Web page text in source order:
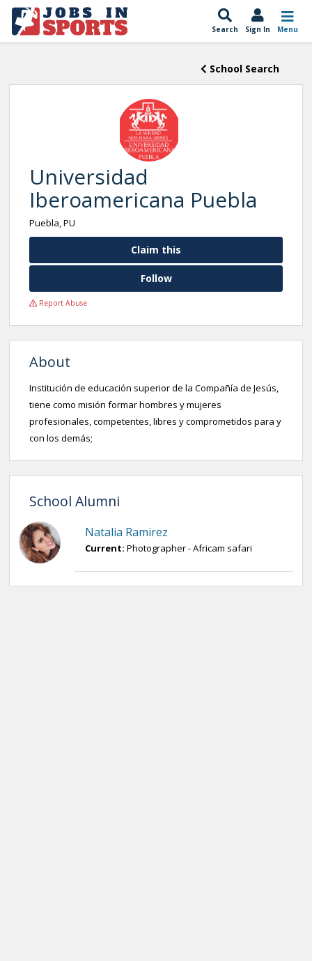
Search Sign In Menu
School Search
Universidad
Iberoamericana Puebla
Puebla, PU
Claim this
Follow
Report Abuse
About
Institución de educación superior de la Compañía de Jesús,
tiene como misión formar hombres y mujeres
profesionales, competentes, libres y comprometidos para y
con los demás;
School Alumni
Natalia Ramirez
Current: Photographer - Africam safari